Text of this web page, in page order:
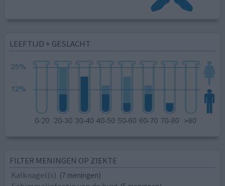
LEEFTIJD + GESLACHT
FILTER MENINGEN OP ZIEKTE
Kalknagel(s) (7 meningen)